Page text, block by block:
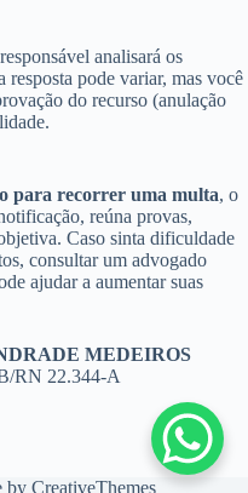
analisará os
resposta pode variar, mas você
do recurso (anulação
para recorrer uma multa, o
reúna provas,
Caso sinta dificuldade
consultar um advogado
ajudar a aumentar suas
MEDEIROS
RN 22.344-A
by CreativeThemes